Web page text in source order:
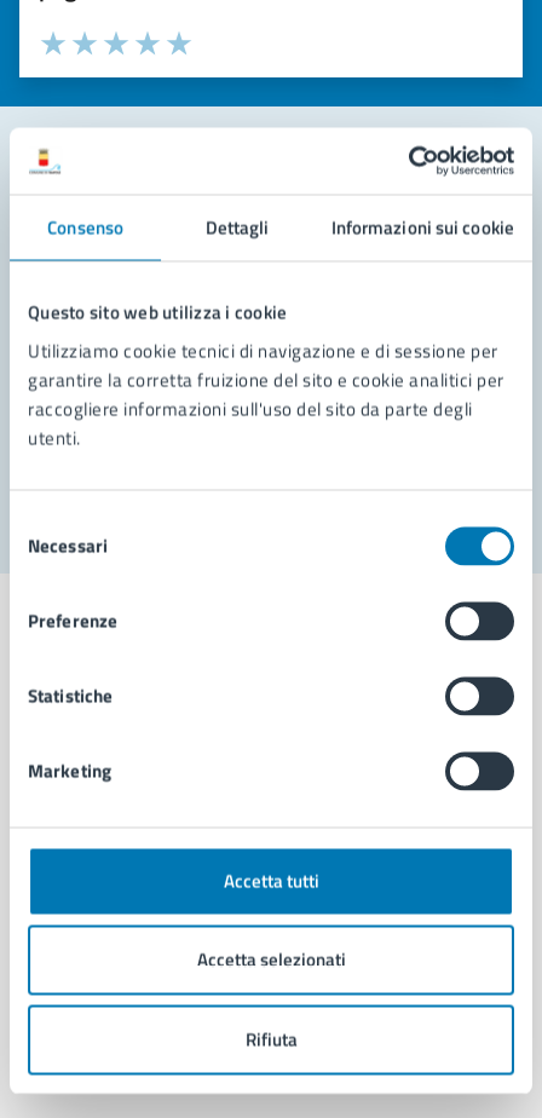
Consenso Dettagli Informazioni sui cookie
Questo sito web utilizza i cookie
Utilizziamo cookie tecnici di navigazione e di sessione per
garantire la corretta fruizione del sito e cookie analitici per
raccogliere informazioni sull'uso del sito da parte degli
utenti.
delNecessari
Preferenze
Statistiche
Marketing
Accetta tutti
Accetta selezionati
Rifiuta
Valuta la chiarezza delle informazioni (da 1 a 5 stelle)
Seleziona il numero di stelle per valutare la chiarezza delle
Valuta 5 stelle su 5
Valuta 4 stelle su 5
Valuta 3 stelle su 5
Valuta 2 stelle su 5
Valuta 1 stelle su 5
Leggi le domande frequenti
Richiedi assistenza
Prenota appuntamento
Problemi in città
Comune di Napoli
AMMINISTRAZIONE
Organi di governo
Enti e fondazioni
Personale amministrativo
Intranet, posta aziendale e protocollo